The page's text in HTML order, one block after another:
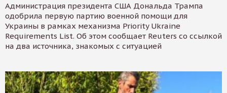
Администрация президента США Дональда Трампа
одобрила первую партию военной помощи для
Украины в рамках механизма Priority Ukraine
Requirements List. Об этом сообщает Reuters со ссылкой
на два источника, знакомых с ситуацией